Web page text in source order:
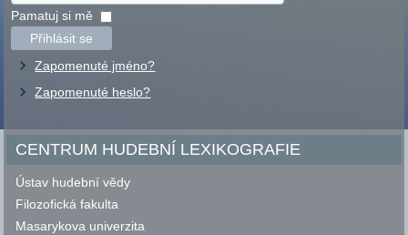
jméno
Heslo
Pamatuj si mě
Přihlásit se
Zapomenuté jméno?
Zapomenuté heslo?
CENTRUM HUDEBNÍ LEXIKOGRAFIE
Ústav hudební vědy
Filozofická fakulta
Masarykova univerzita